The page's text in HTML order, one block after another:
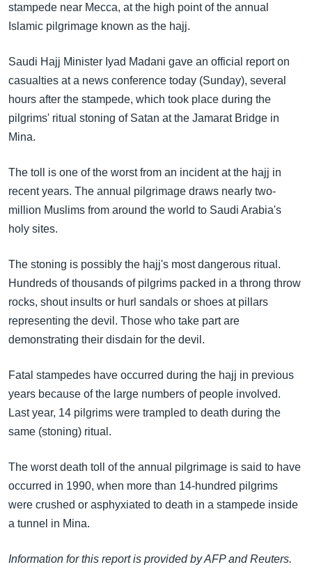
အ
စာမျက်နှာ
ကျော်
ရန်
ရှာဖွေ
ရန်
နေရာ
ကျော်
ရန်
မကြေးမုံရဲ့ အင်္ဂလိပ်စာ
သုတပဒေသာ အင်္ဂလိပ်စာ
ရေဒီယို
ရေဒီယိုနှင့်ရုပ်သံ အချက်အလက်များ
Learning English
ဗွီအိုအေ လူမှုကွန်ယက်များ
ဘာသာစကားများ
stampede near Mecca, at the high point of the annual
Islamic pilgrimage known as the hajj.
Saudi Hajj Minister Iyad Madani gave an official report on
casualties at a news conference today (Sunday), several
hours after the stampede, which took place during the
pilgrims' ritual stoning of Satan at the Jamarat Bridge in
Mina.
The toll is one of the worst from an incident at the hajj in
recent years. The annual pilgrimage draws nearly two-
million Muslims from around the world to Saudi Arabia's
holy sites.
The stoning is possibly the hajj's most dangerous ritual.
Hundreds of thousands of pilgrims packed in a throng throw
rocks, shout insults or hurl sandals or shoes at pillars
representing the devil. Those who take part are
demonstrating their disdain for the devil.
Fatal stampedes have occurred during the hajj in previous
years because of the large numbers of people involved.
Last year, 14 pilgrims were trampled to death during the
same (stoning) ritual.
The worst death toll of the annual pilgrimage is said to have
occurred in 1990, when more than 14-hundred pilgrims
were crushed or asphyxiated to death in a stampede inside
a tunnel in Mina.
Information for this report is provided by AFP and Reuters.